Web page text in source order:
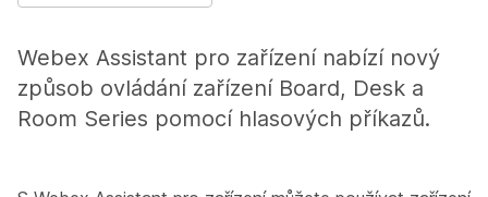
Webex Assistant pro zařízení nabízí nový
způsob ovládání zařízení Board, Desk a
Room Series pomocí hlasových příkazů.